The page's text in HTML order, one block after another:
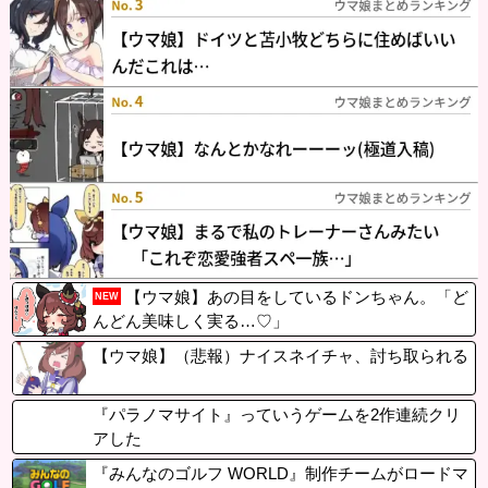
NEW
【ウマ娘】あの目をしているドンちゃん。「ど
んどん美味しく実る…♡」
【ウマ娘】（悲報）ナイスネイチャ、討ち取られる
『パラノマサイト』っていうゲームを2作連続クリ
アした
『みんなのゴルフ WORLD』制作チームがロードマ